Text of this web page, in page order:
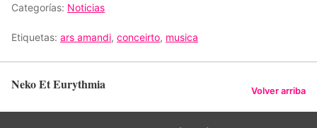
Categorías: Noticias
Etiquetas: ars amandi, conceirto, musica
Neko Et Eurythmia Volver arriba